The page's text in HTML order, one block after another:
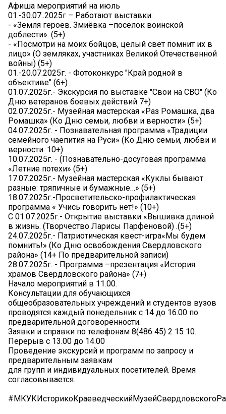
Афиша мероприятий на июль
01.-30.07..2025г – Работают выставки:
- «Земля героев. Змиёвка –посёлок воинской
доблести». (5+)
- «Посмотри на моих бойцов, целый свет помнит их в
лицо» (О земляках, участниках Великой Отечественной
войны) (5+)
01.-20.07.2025г. - Фотоконкурс "Край родной в
объективе" (6+)
01.07.2025г.- Экскурсия по выставке "Свои на СВО" (Ко
Дню ветеранов боевых действий 7+)
02.07.2025г.- Музейная мастерская «Раз Ромашка, два
Ромашка» (Ко Дню семьи, любви и верности» (5+)
04.07.2025г. - Познавательная программа «Традиции
семейного чаепития на Руси» (Ко Дню семьи, любви и
верности. 10+)
10.07.2025г. - (Познавательно-досуговая программа
«Летние потехи» (5+)
17.07.2025г.- Музейная мастерская «Куклы бывают
разные: тряпичные и бумажные…» (5+)
18.07.2025г.-Просветительско-профилактическая
программа « Учись говорить нет!» (10+)
С 01.07.2025г.- Открытие выставки «Вышивка длиной
в жизнь. (Творчество Ларисы Парфёновой) .(5+)
24.07.2025г.- Патриотическая квест-игра«Мы будем
помнить!» (Ко Дню освобождения Свердловского
района» (14+ По предварительной записи)
28.07.2025г. - Программа –презентация «История
храмов Свердловского района» (7+)
Начало мероприятий в 11.00.
Консультации для обучающихся
общеобразовательных учреждений и студентов вузов
проводятся каждый понедельник с 14 до 16.00 по
предварительной договорённости.
Заявки и справки по телефонам 8(486 45) 2 15 10.
Перерыв с 13.00 до 14.00
Проведение экскурсий и программ по запросу и
предварительным заявкам
для групп и индивидуальных посетителей. Время
согласовывается.